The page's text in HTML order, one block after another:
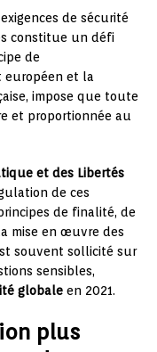
de sécurité
constitue un défi
de
européen et la
impose que toute
et proportionnée au
et des Libertés
de ces
de finalité, de
mise en œuvre des
souvent sollicité sur
sensibles,
globale en 2021.
plus